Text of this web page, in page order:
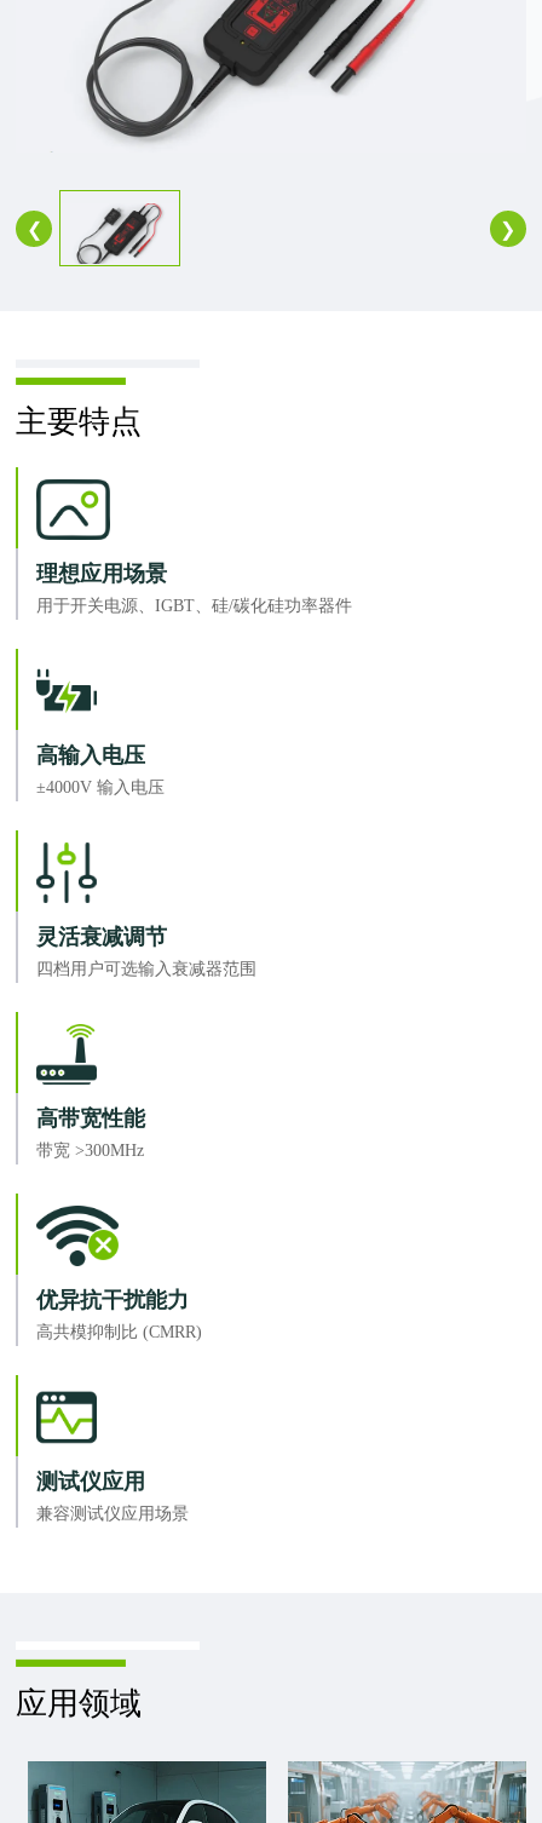
❮ ❯
主要特点
理想应用场景
用于开关电源、IGBT、硅/碳化硅功率器件
高输入电压
±4000V 输入电压
灵活衰减调节
四档用户可选输入衰减器范围
高带宽性能
带宽 >300MHz
优异抗干扰能力
高共模抑制比 (CMRR)
测试仪应用
兼容测试仪应用场景
应用领域